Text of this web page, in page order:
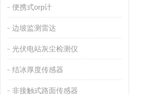
便携式orp计
边坡监测雷达
光伏电站灰尘检测仪
结冰厚度传感器
非接触式路面传感器